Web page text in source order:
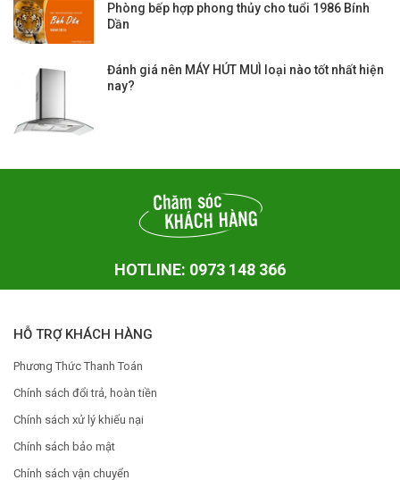
Phòng bếp hợp phong thủy cho tuổi 1986 Bính
Dần
Đánh giá nên MÁY HÚT MUÌ loại nào tốt nhất hiện
nay?
HOTLINE: 0973 148 366
HỖ TRỢ KHÁCH HÀNG
Phương Thức Thanh Toán
Chính sách đổi trả, hoàn tiền
Chính sách xử lý khiếu nại
Chính sách bảo mật
Chính sách vận chuyển